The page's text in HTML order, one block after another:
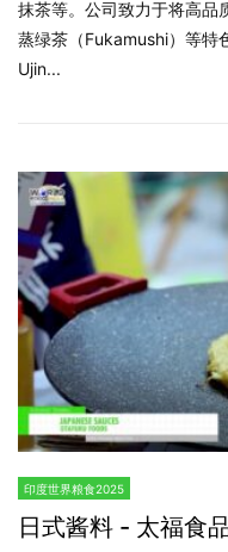
抹茶等。公司致力于将高品
蒸绿茶（Fukamushi）等特
Ujin...
印度世界粮食2025
日式酱料 - 太福食